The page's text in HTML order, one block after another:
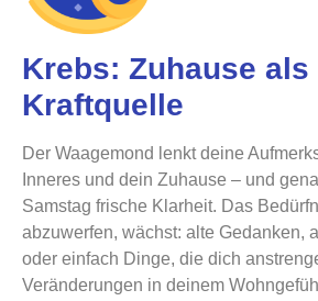
Krebs: Zuhause als
Kraftquelle
Der Waagemond lenkt deine
Inneres und dein Zuhause – und
Samstag frische Klarheit. Das
abzuwerfen, wächst: alte Gedanken,
oder einfach Dinge, die dich
Veränderungen in deinem